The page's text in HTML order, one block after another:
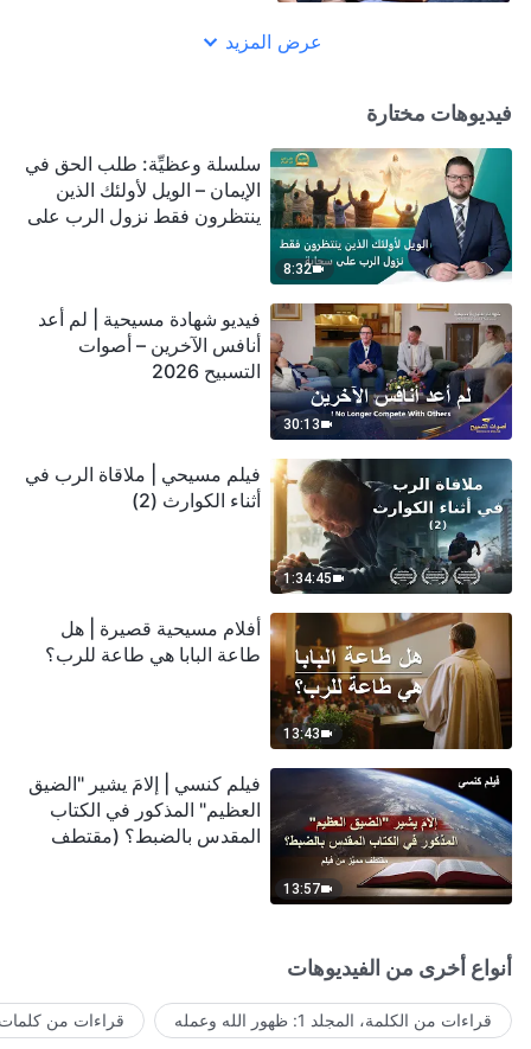
عرض المزيد
فيديوهات مختارة
8:32
سلسلة وعظيِّة: طلب الحق في
الإيمان – الويل لأولئك الذين
ينتظرون فقط نزول الرب على
30:13
فيديو شهادة مسيحية | لم أعد
أنافس الآخرين – أصوات
التسبيح 2026
1:34:45
فيلم مسيحي | ملاقاة الرب في
أثناء الكوارث (2)
13:43
أفلام مسيحية قصيرة | هل
طاعة البابا هي طاعة للرب؟
13:57
فيلم كنسي | إلامَ يشير "الضيق
العظيم" المذكور في الكتاب
المقدس بالضبط؟ (مقتطف
أنواع أخرى من الفيديوهات
قراءات من الكلمة، المجلد 1: ظهور الله وعمله قراءات من كلمات